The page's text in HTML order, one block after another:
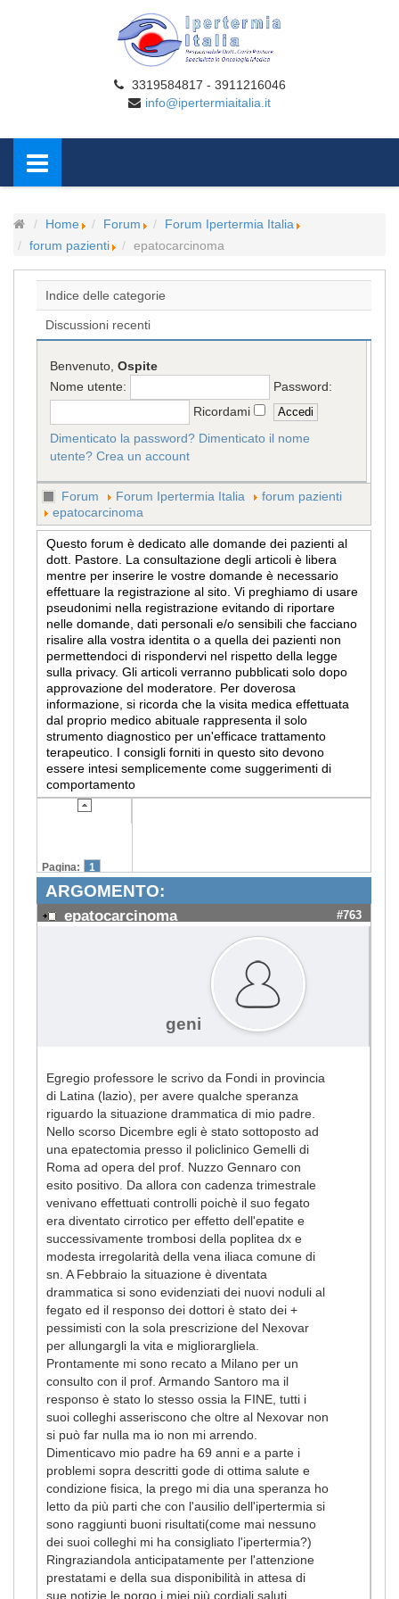
3319584817 - 3911216046
info@ipertermiaitalia.it
Home Forum
Forum Ipertermia Italia
forum pazienti
epatocarcinoma
Indice delle categorie
Discussioni recenti
Benvenuto,Ospite
Nome utente:
Password:
Ricordami
Dimenticato la password? Dimenticato il nome
utente? Crea un account
Forum Forum Ipertermia Italia
forum pazienti
epatocarcinoma
Questo forum è dedicato alle domande dei pazienti al
dott. Pastore. La consultazione degli articoli è libera
mentre per inserire le vostre domande è necessario
effettuare la registrazione al sito. Vi preghiamo di usare
pseudonimi nella registrazione evitando di riportare
nelle domande, dati personali e/o sensibili che facciano
risalire alla vostra identita o a quella dei pazienti non
permettendoci di rispondervi nel rispetto della legge
sulla privacy. Gli articoli verranno pubblicati solo dopo
approvazione del moderatore. Per doverosa
informazione, si ricorda che la visita medica effettuata
dal proprio medico abituale rappresenta il solo
strumento diagnostico per un'efficace trattamento
terapeutico. I consigli forniti in questo sito devono
essere intesi semplicemente come suggerimenti di
comportamento
Pagina: 1
ARGOMENTO:
epatocarcinoma #763
geni
Egregio professore le scrivo da Fondi in provincia
di Latina (lazio), per avere qualche speranza
riguardo la situazione drammatica di mio padre.
Nello scorso Dicembre egli è stato sottoposto ad
una epatectomia presso il policlinico Gemelli di
Roma ad opera del prof. Nuzzo Gennaro con
esito positivo. Da allora con cadenza trimestrale
venivano effettuati controlli poichè il suo fegato
era diventato cirrotico per effetto dell'epatite e
successivamente trombosi della poplitea dx e
modesta irregolarità della vena iliaca comune di
sn. A Febbraio la situazione è diventata
drammatica si sono evidenziati dei nuovi noduli al
fegato ed il responso dei dottori è stato dei +
pessimisti con la sola prescrizione del Nexovar
per allungargli la vita e migliorargliela.
Prontamente mi sono recato a Milano per un
consulto con il prof. Armando Santoro ma il
responso è stato lo stesso ossia la FINE, tutti i
suoi colleghi asseriscono che oltre al Nexovar non
si può far nulla ma io non mi arrendo.
Dimenticavo mio padre ha 69 anni e a parte i
problemi sopra descritti gode di ottima salute e
condizione fisica, la prego mi dia una speranza ho
letto da più parti che con l'ausilio dell'ipertermia si
sono raggiunti buoni risultati(come mai nessuno
dei suoi colleghi mi ha consigliato l'ipertermia?)
Ringraziandola anticipatamente per l'attenzione
prestatami e della sua disponibilità in attesa di
sue notizie le porgo i miei più cordiali saluti.